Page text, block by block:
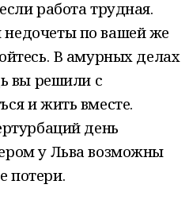
работа трудная.
по вашей же
В амурных делах
вы решили с
и жить вместе.
день
у Льва возможны
потери.